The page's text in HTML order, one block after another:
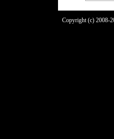
Copyright (c) 2008-